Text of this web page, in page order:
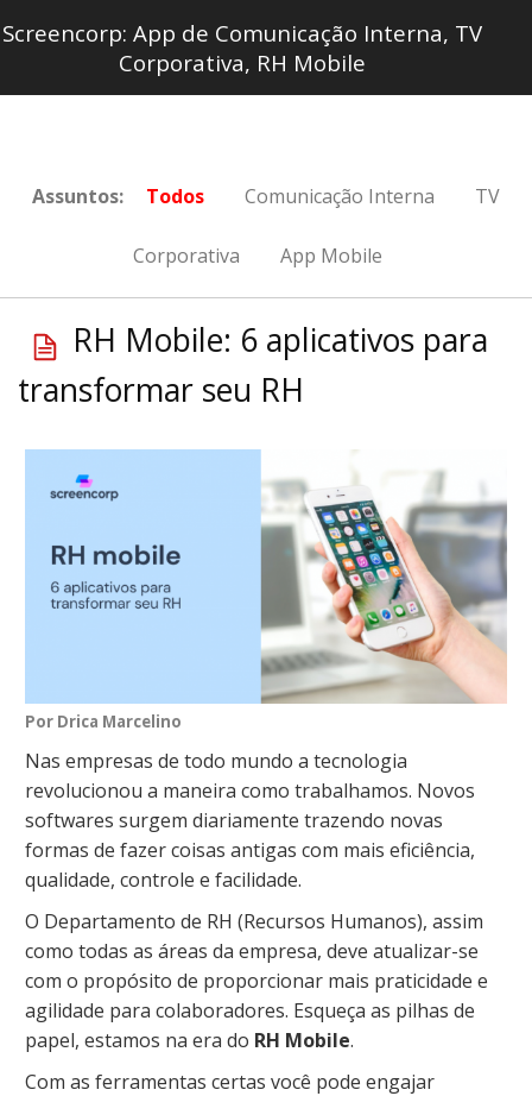
Screencorp: App de Comunicação Interna, TV
Corporativa, RH Mobile
Assuntos: Todos Comunicação Interna TV
Corporativa App Mobile
RH Mobile: 6 aplicativos para
transformar seu RH
Por Drica Marcelino
Nas empresas de todo mundo a tecnologia
revolucionou a maneira como trabalhamos. Novos
softwares surgem diariamente trazendo novas
formas de fazer coisas antigas com mais eficiência,
qualidade, controle e facilidade.
O Departamento de RH (Recursos Humanos), assim
como todas as áreas da empresa, deve atualizar-se
com o propósito de proporcionar mais praticidade e
agilidade para colaboradores. Esqueça as pilhas de
papel, estamos na era do RH Mobile.
Com as ferramentas certas você pode engajar